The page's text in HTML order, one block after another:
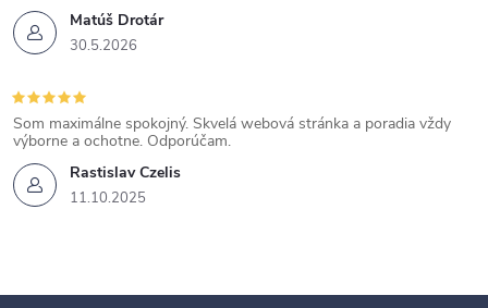
Matúš Drotár
30.5.2026
Rastislav Czelis
11.10.2025
Som maximálne spokojný. Skvelá webová stránka a poradia vždy
výborne a ochotne. Odporúčam.